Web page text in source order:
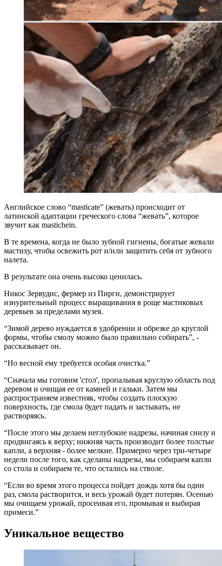
Английское слово “masticate” (жевать) происходит от
латинской адаптации греческого слова “жевать”, которое
звучит как mastichein.
В те времена, когда не было зубной гигиены, богатые жевали
мастиху, чтобы освежить рот и/или защитить себя от зубного
налета.
В результате она очень высоко ценилась.
Никос Зервудис, фермер из Пирги, демонстрирует
изнурительный процесс выращивания в роще мастиковых
деревьев за пределами музея.
“Зимой дерево нуждается в удобрении и обрезке до круглой
формы, чтобы смолу можно было правильно собирать”, -
рассказывает он.
“Но весной ему требуется особая очистка.”
“Сначала мы готовим 'стол', пропалывая круглую область под
деревом и очищая ее от камней и гальки. Затем мы
распространяем известняк, чтобы создать плоскую
поверхность, где смола будет падать и застывать, не
растворяясь.
“После этого мы делаем неглубокие надрезы, начиная снизу и
продвигаясь к верху; нижняя часть производит более толстые
капли, а верхняя - более мелкие. Примерно через три-четыре
недели после того, как сделаны надрезы, мы собираем капли
со стола и собираем те, что остались на стволе.
“Если во время этого процесса пойдет дождь хотя бы один
раз, смола растворится, и весь урожай будет потерян. Осенью
мы очищаем урожай, просеивая его, промывая и выбирая
примеси.”
Уникальное вещество